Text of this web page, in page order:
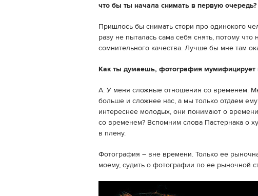
что бы ты начала снимать в первую очередь?
Пришлось бы снимать стори про одинокого
разу не пыталась сама себя снять, потому
сомнительного качества. Лучше бы мне там
Как ты думаешь, фотография мумифицирует
A: У меня сложные отношения со временем.
больше и сложнее нас, а мы только отдаем
интереснее молодых, они понимают о
со временем? Вспомним слова Пастернака о
в плену.
Фотография – вне времени. Только ее
моему, судить о фотографии по ее рыночной